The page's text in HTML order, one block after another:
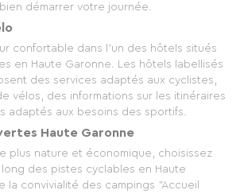
démarrer votre journée.
confortable dans l'un des hôtels situés
en Haute Garonne. Les hôtels labellisés
des services adaptés aux cyclistes,
vélos, des informations sur les itinéraires
adaptés aux besoins des sportifs.
Haute Garonne
plus nature et économique, choisissez
des pistes cyclables en Haute
la convivialité des campings "Accueil